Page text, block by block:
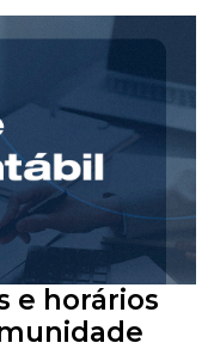
e horários